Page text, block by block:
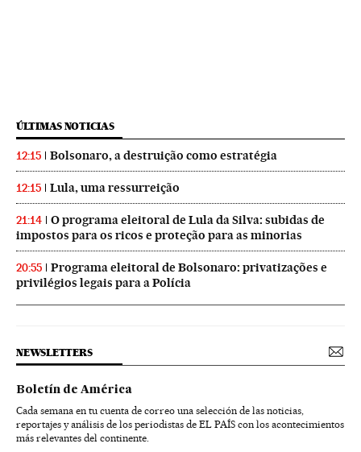
ÚLTIMAS NOTICIAS
12:15 Bolsonaro, a destruição como estratégia
12:15 Lula, uma ressurreição
21:14
O programa eleitoral de Lula da Silva: subidas de
impostos para os ricos e proteção para as minorias
20:55
Programa eleitoral de Bolsonaro: privatizações e
privilégios legais para a Polícia
NEWSLETTERS
Boletín de América
Cada semana en tu cuenta de correo una selección de las noticias,
reportajes y análisis de los periodistas de EL PAÍS con los acontecimientos
más relevantes del continente.